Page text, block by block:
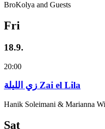
BroKolya and Guests
Fri
18.9.
20:00
زي‌ اللیلة Zai el Lila
Hanik Soleimani & Marianna
Sat